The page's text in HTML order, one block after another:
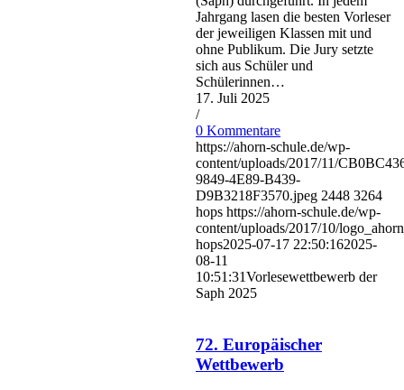
Jahrgang lasen die besten Vorleser
der jeweiligen Klassen mit und
ohne Publikum. Die Jury setzte
sich aus Schüler und
Schülerinnen…
17. Juli 2025
/
0 Kommentare
https://ahorn-schule.de/wp-
content/uploads/2017/11/
9849-4E89-B439-
D9B3218F3570.jpeg 2448 3264
hops https://ahorn-schule.de/wp-
content/uploads/2017/10/
hops2025-07-17 22:50:162025-
08-11
10:51:31Vorlesewettbewerb der
Saph 2025
72. Europäischer
Wettbewerb